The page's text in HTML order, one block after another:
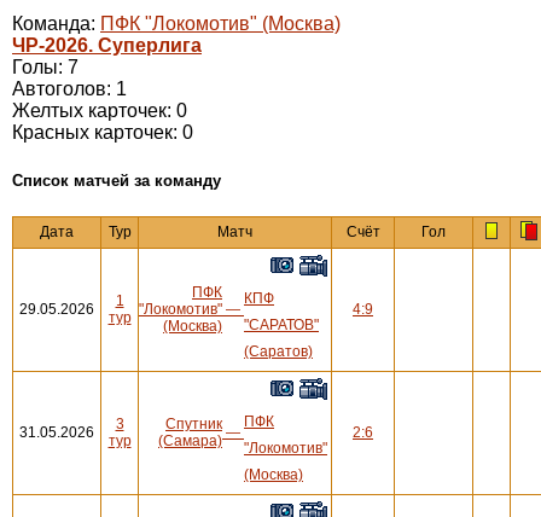
Команда: ПФК "Локомотив" (Москва)
ЧР-2026. Суперлига
Голы: 7
Автоголов: 1
Желтых карточек: 0
Красных карточек: 0
Cписок матчей за команду
Дата Тур Матч Счёт Гол
29.05.2026
1
тур
ПФК
"Локомотив"
(Москва)
—
КПФ
"САРАТОВ"
(Саратов)
4:9
31.05.2026
3
тур
Спутник
(Самара) —
ПФК
"Локомотив"
(Москва)
2:6